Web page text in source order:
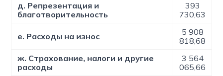
д. Репрезентация и
благотворительность
393
730,63
е. Расходы на износ
5 908
818,68
ж. Страхование, налоги и другие
расходы
3 564
065,66